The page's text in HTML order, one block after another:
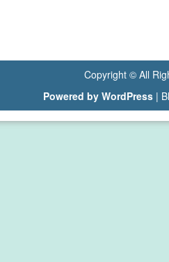
Copyright © All
Powered by WordPress |